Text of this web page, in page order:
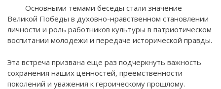
Основными темами беседы стали значение
Великой Победы в духовно-нравственном становлении
личности и роль работников культуры в патриотическом
воспитании молодежи и передаче исторической правды.
Эта встреча призвана еще раз подчеркнуть важность
сохранения наших ценностей, преемственности
поколений и уважения к героическому прошлому.